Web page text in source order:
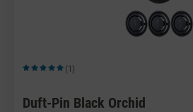
Durchschnittliche Bewertung von 5 von 5 Sternen
(1)
Duft-Pin Black Orchid